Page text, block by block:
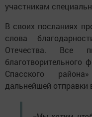
участникам
В своих посланиях
слова
Отечества. Все
благотворительного
Спасского
дальнейшей